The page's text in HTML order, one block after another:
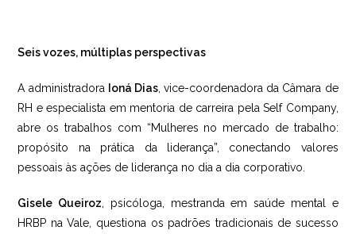
Seis vozes, múltiplas perspectivas
A administradora Ioná Dias, vice-coordenadora da Câmara de
RH e especialista em mentoria de carreira pela Self Company,
abre os trabalhos com “Mulheres no mercado de trabalho:
propósito na prática da liderança”, conectando valores
pessoais às ações de liderança no dia a dia corporativo.
Gisele Queiroz, psicóloga, mestranda em saúde mental e
HRBP na Vale, questiona os padrões tradicionais de sucesso